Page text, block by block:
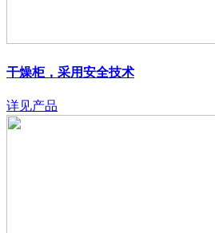
干燥柜，采用安全技术
详见产品